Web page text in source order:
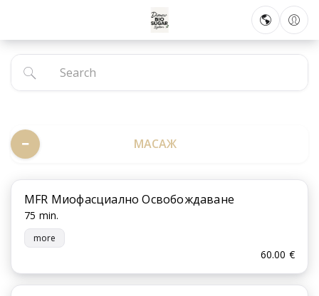
МАСАЖ
MFR Миофасциално Освобождаване
75 min.
more
60.00 €